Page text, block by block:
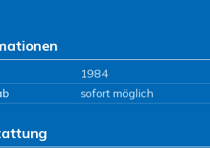
1984
sofort möglich